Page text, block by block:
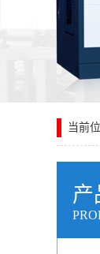
当前
产